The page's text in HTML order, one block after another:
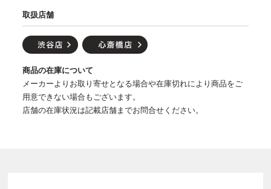
取扱店舗
商品の在庫について
メーカーよりお取り寄せとなる場合や在庫切れにより商品をご
用意できない場合もございます。
店舗の在庫状況は記載店舗までお問合せください。